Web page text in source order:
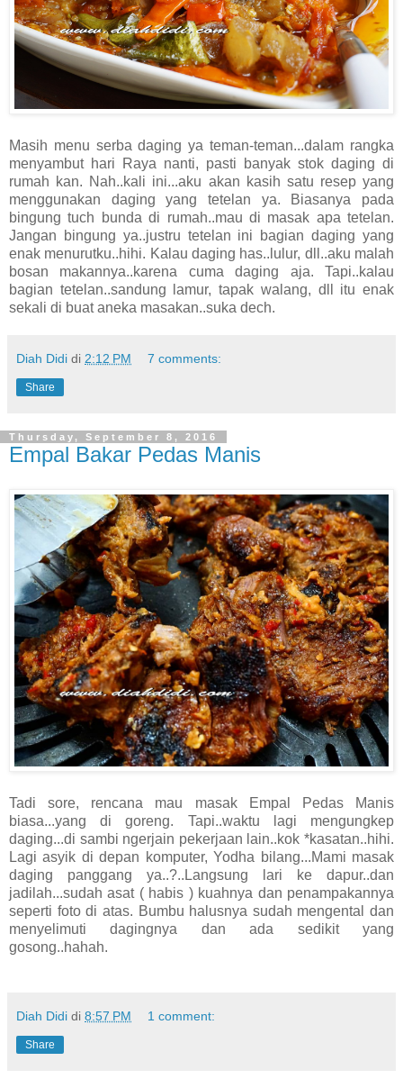
Masih menu serba daging ya teman-teman...dalam rangka
menyambut hari Raya nanti, pasti banyak stok daging di
rumah kan. Nah..kali ini...aku akan kasih satu resep yang
menggunakan daging yang tetelan ya. Biasanya pada
bingung tuch bunda di rumah..mau di masak apa tetelan.
Jangan bingung ya..justru tetelan ini bagian daging yang
enak menurutku..hihi. Kalau daging has..lulur, dll..aku malah
bosan makannya..karena cuma daging aja. Tapi..kalau
bagian tetelan..sandung lamur, tapak walang, dll itu enak
sekali di buat aneka masakan..suka dech.
Diah Didi di 2:12 PM 7 comments:
Share
Thursday, September 8, 2016
Empal Bakar Pedas Manis
Tadi sore, rencana mau masak Empal Pedas Manis
biasa...yang di goreng. Tapi..waktu lagi mengungkep
daging...di sambi ngerjain pekerjaan lain..kok *kasatan..hihi.
Lagi asyik di depan komputer, Yodha bilang...Mami masak
daging panggang ya..?..Langsung lari ke dapur..dan
jadilah...sudah asat ( habis ) kuahnya dan penampakannya
seperti foto di atas. Bumbu halusnya sudah mengental dan
menyelimuti dagingnya dan ada sedikit yang
gosong..hahah.
Diah Didi di 8:57 PM 1 comment:
Share